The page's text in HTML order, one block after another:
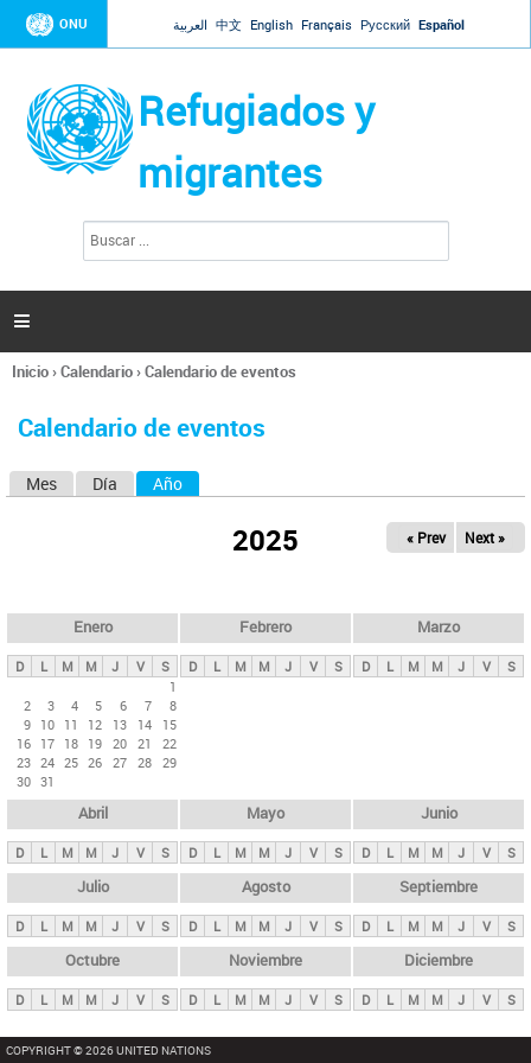
Jump to navigation
ONU العربية 中文 English Français Русский Español
Refugiados y
migrantes
l
d
s

Se
usted
Inicio›Calendario›Calendario de eventos
Calendario de eventos
s
p
n
c
i
p
l
e
s
Mes Día Año
2025 « Prev Next »
Enero
D L M M J V
S
1
2
3 4 5 6 7
8
9 10 11 12 13 14
15
16 17 18 19 20 21
22
23 24 25 26 27 28 29
30 31
Febrero
D L M M J V S
Marzo
D L M M J V S
Abril
D L M M J V S
Mayo
D L M M J V S
Junio
D L M M J V S
Julio
D L M M J V S
Agosto
D L M M J V S
Septiembre
D L M M J V S
Octubre
D L M M J V S
Noviembre
D L M M J V S
Diciembre
D L M M J V S
COPYRIGHT © 2026 UNITED NATIONS